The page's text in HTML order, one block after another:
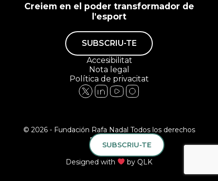
Creiem en el poder transformador de
l'esport
SUBSCRIU-TE
Accesibilitat
Nota legal
Política de privacitat
© 2026 - Fundación Rafa Nadal Todos los derechos
reservados.
Designed with by QLK
SUBSCRIU-TE